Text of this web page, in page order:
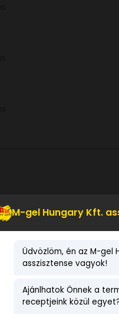
LEGNÉPSZERŰBB
kg